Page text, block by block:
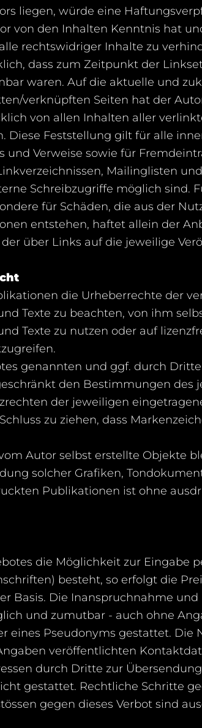
liegen, würde eine
von den Inhalten Kenntnis hat
rechtswidriger Inhalte zu
dass zum Zeitpunkt der
waren. Auf die aktuelle und
verknüpften Seiten hat der
von allen Inhalten aller
Diese Feststellung gilt für alle
und Verweise sowie für
Mailinglisten
Schreibzugriffe möglich sind.
für Schäden, die aus der
entstehen, haftet allein der
über Links auf die jeweilige
die Urheberrechte der
Texte zu beachten, von ihm
Texte zu nutzen oder auf
genannten und ggf. durch
den Bestimmungen des
der jeweiligen
zu ziehen, dass
Autor selbst erstellte Objekte
solcher Grafiken,
Publikationen ist ohne
die Möglichkeit zur Eingabe
besteht, so erfolgt die
Basis. Die Inanspruchnahme
und zumutbar - auch ohne
eines Pseudonyms gestattet. Die
veröffentlichten
durch Dritte zur
gestattet. Rechtliche Schritte
gegen dieses Verbot sind